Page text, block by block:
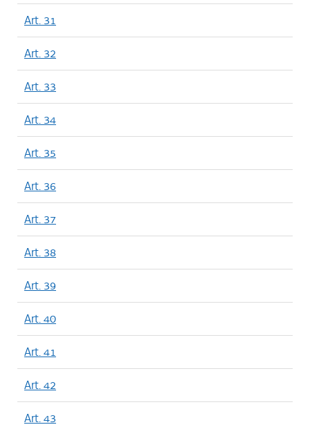
Art. 31
Art. 32
Art. 33
Art. 34
Art. 35
Art. 36
Art. 37
Art. 38
Art. 39
Art. 40
Art. 41
Art. 42
Art. 43